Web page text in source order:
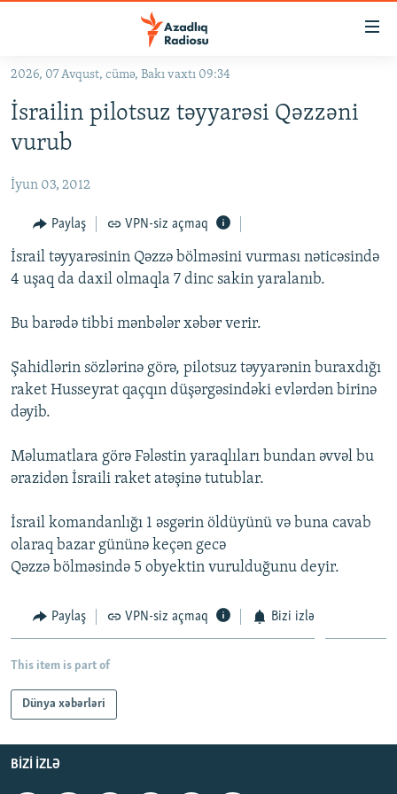
Əsas
qayıt
Əsas
qayıt
#ƏSLINDƏ
FƏRQƏ BAX
QANUNI DOĞRU
ARAŞDIRMA
MULTIMEDIA
FOTOQALEREYA
İNFOQRAFIKA
KARIKATURA
OXU ZALI
AZƏRBAYCAN ƏDƏBIYYATI KITABXANASI
İSLAM VƏ DEMOKRATIYA
İZ - MƏDƏNIYYƏT PROQRAMI
HAQQIMIZDA
MISSIYAMIZ
PEŞƏ ETIKASI VƏ JURNALISTIKA STANDARTLARIMIZ
MATERIALLARIMIZDAN ISTIFADƏ
BIZIMLƏ ƏLAQƏ
XƏBƏR BÜLLETENLƏRIMIZ
RFE/RL-in bütün saytları
2026, 07 Avqust, cümə, Bakı vaxtı 09:34
İsrailin pilotsuz təyyarəsi Qəzzəni
vurub
İyun 03, 2012
Paylaş VPN-siz açmaq
İsrail təyyarəsinin Qəzzə bölməsini vurması nəticəsində
4 uşaq da daxil olmaqla 7 dinc sakin yaralanıb.
Bu barədə tibbi mənbələr xəbər verir.
Şahidlərin sözlərinə görə, pilotsuz təyyarənin buraxdığı
raket Husseyrat qaçqın düşərgəsindəki evlərdən birinə
dəyib.
Məlumatlara görə Fələstin yaraqlıları bundan əvvəl bu
ərazidən İsraili raket atəşinə tutublar.
İsrail komandanlığı 1 əsgərin öldüyünü və buna cavab
olaraq bazar gününə keçən gecə
Qəzzə bölməsində 5 obyektin vurulduğunu deyir.
Paylaş VPN-siz açmaq Bizi izlə
This item is part of
Dünya xəbərləri
BIZI IZLƏ